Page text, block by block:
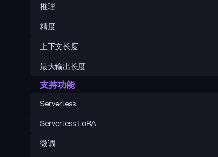
推理
精度
上下文长度
最大输出长度
支持功能
Serverless
Serverless LoRA
微调